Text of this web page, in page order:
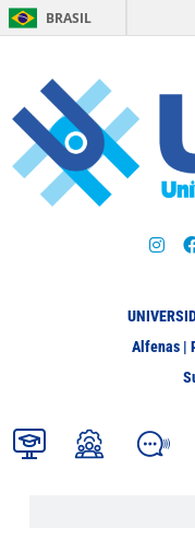
BRASIL
Alfenas |